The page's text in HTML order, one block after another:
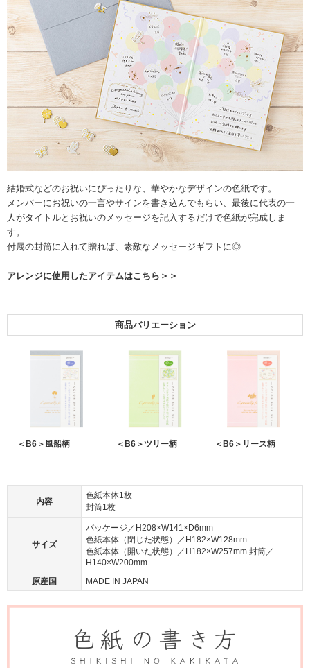
結婚式などのお祝いにぴったりな、華やかなデザインの色紙です。
メンバーにお祝いの一言やサインを書き込んでもらい、最後に代表の一
人がタイトルとお祝いのメッセージを記入するだけで色紙が完成しま
す。
付属の封筒に入れて贈れば、素敵なメッセージギフトに◎
アレンジに使用したアイテムはこちら＞＞
商品バリエーション
＜B6＞風船柄 ＜B6＞ツリー柄 ＜B6＞リース柄
内容
色紙本体1枚
封筒1枚
サイズ
パッケージ／H208×W141×D6mm
色紙本体（閉じた状態）／H182×W128mm
色紙本体（開いた状態）／H182×W257mm 封筒／
H140×W200mm
原産国
MADE IN JAPAN